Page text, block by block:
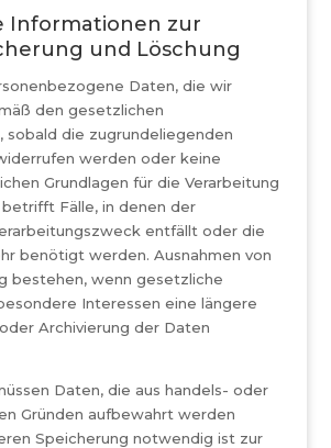
Informationen zur
und Löschung
Daten, die wir
den gesetzlichen
sobald die zugrundeliegenden
werden oder keine
Grundlagen für die Verarbeitung
Fälle, in denen der
entfällt oder die
benötigt werden. Ausnahmen von
bestehen, wenn gesetzliche
Interessen eine längere
Archivierung der Daten
Daten, die aus handels- oder
Gründen aufbewahrt werden
Speicherung notwendig ist zur